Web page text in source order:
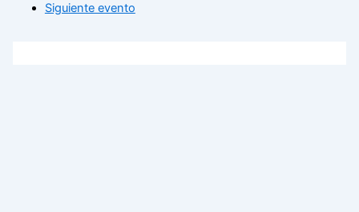
Siguiente evento